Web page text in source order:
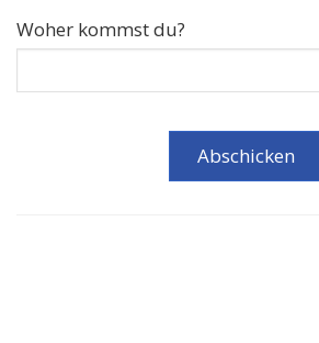
Woher kommst du?